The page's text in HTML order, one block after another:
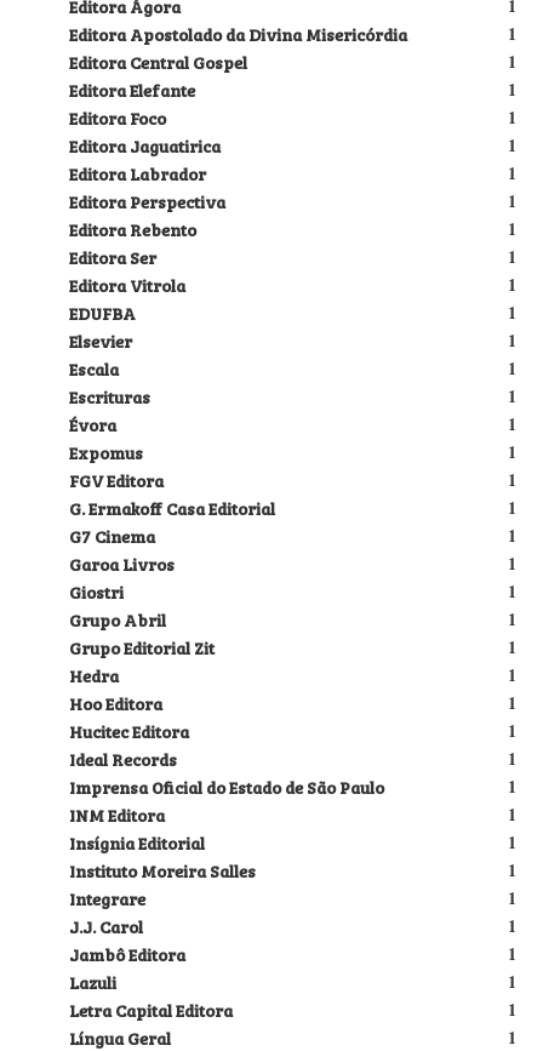
1
Editora Ágora
1
Editora Apostolado da Divina Misericórdia
1
Editora Central Gospel
1
Editora Elefante
1
Editora Foco
1
Editora Jaguatirica
1
Editora Labrador
1
Editora Perspectiva
1
Editora Rebento
1
Editora Ser
1
Editora Vitrola
1
EDUFBA
1
Elsevier
1
Escala
1
Escrituras
1
Évora
1
Expomus
1
FGV Editora
1
G. Ermakoff Casa Editorial
1
G7 Cinema
1
Garoa Livros
1
Giostri
1
Grupo Abril
1
Grupo Editorial Zit
1
Hedra
1
Hoo Editora
1
Hucitec Editora
1
Ideal Records
1
Imprensa Oficial do Estado de São Paulo
1
INM Editora
1
Insígnia Editorial
1
Instituto Moreira Salles
1
Integrare
1
J.J. Carol
1
Jambô Editora
1
Lazuli
1
Letra Capital Editora
1
Língua Geral